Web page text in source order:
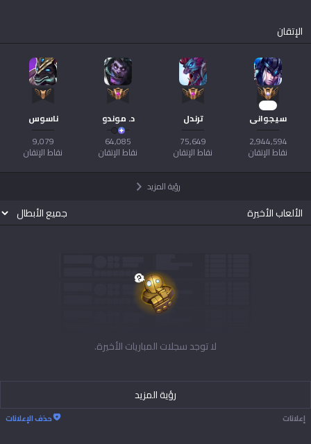
الإتقان
266
سيجواني
نقاط الإتقان
ترندل
نقاط الإتقان
د. موندو
نقاط الإتقان
ناسوس
نقاط الإتقان
رؤية المزيد
الألعاب الأخيرة
لا توجد سجلات المباريات الأخيرة.
رؤية المزيد
إعلانات حذف الإعلانات
Gigs
TalkG
Esports
Türkçe
limba română
português
简体中文
српски језик